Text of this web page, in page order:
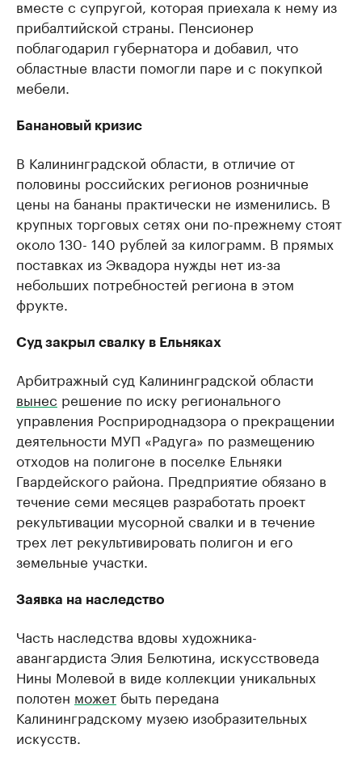
вместе с супругой, которая приехала к нему из
прибалтийской страны. Пенсионер
поблагодарил губернатора и добавил, что
областные власти помогли паре и с покупкой
мебели.
Банановый кризис
В Калининградской области, в отличие от
половины российских регионов розничные
цены на бананы практически не изменились. В
крупных торговых сетях они по-прежнему стоят
около 130- 140 рублей за килограмм. В прямых
поставках из Эквадора нужды нет из-за
небольших потребностей региона в этом
фрукте.
Суд закрыл свалку в Ельняках
Арбитражный суд Калининградской области
вынес решение по иску регионального
управления Росприроднадзора о прекращении
деятельности МУП «Радуга» по размещению
отходов на полигоне в поселке Ельняки
Гвардейского района. Предприятие обязано в
течение семи месяцев разработать проект
рекультивации мусорной свалки и в течение
трех лет рекультивировать полигон и его
земельные участки.
Заявка на наследство
Часть наследства вдовы художника-
авангардиста Элия Белютина, искусствоведа
Нины Молевой в виде коллекции уникальных
полотен может быть передана
Калининградскому музею изобразительных
искусств.